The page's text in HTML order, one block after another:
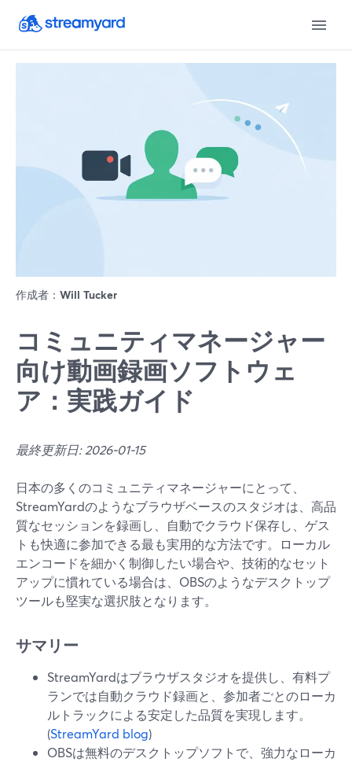
作成者： Will Tucker
コミュニティマネージャー
向け動画録画ソフトウェ
ア：実践ガイド
最終更新日: 2026-01-15
日本の多くのコミュニティマネージャーにとって、
StreamYardのようなブラウザベースのスタジオは、高品
質なセッションを録画し、自動でクラウド保存し、ゲス
トも快適に参加できる最も実用的な方法です。ローカル
エンコードを細かく制御したい場合や、技術的なセット
アップに慣れている場合は、OBSのようなデスクトップ
ツールも堅実な選択肢となります。
サマリー
StreamYardはブラウザスタジオを提供し、有料プ
ランでは自動クラウド録画と、参加者ごとのローカ
ルトラックによる安定した品質を実現します。
(StreamYard blog)
OBSは無料のデスクトップソフトで、強力なローカ